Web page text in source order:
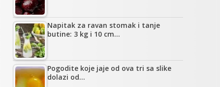
Napitak za ravan stomak i tanje
butine: 3 kg i 10 cm…
Pogodite koje jaje od ova tri sa slike
dolazi od…